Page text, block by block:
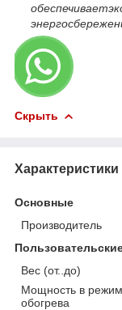
обеспечивает
Скрыть
Характеристики
Основные
Производитель
Вес (от..до)
Мощность в
обогрева